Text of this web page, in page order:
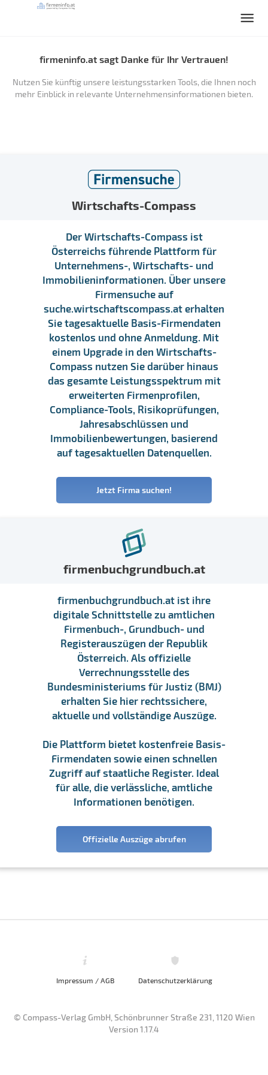
firmeninfo.at sagt Danke für Ihr Vertrauen!
Nutzen Sie künftig unsere leistungsstarken Tools, die Ihnen noch
mehr Einblick in relevante Unternehmensinformationen bieten.
Wirtschafts-Compass
Der Wirtschafts-Compass ist
Österreichs führende Plattform für
Unternehmens-, Wirtschafts- und
Immobilieninformationen. Über unsere
Firmensuche auf
suche.wirtschaftscompass.at erhalten
Sie tagesaktuelle Basis-Firmendaten
kostenlos und ohne Anmeldung. Mit
einem Upgrade in den Wirtschafts-
Compass nutzen Sie darüber hinaus
das gesamte Leistungsspektrum mit
erweiterten Firmenprofilen,
Compliance-Tools, Risikoprüfungen,
Jahresabschlüssen und
Immobilienbewertungen, basierend
auf tagesaktuellen Datenquellen.
Jetzt Firma suchen!
firmenbuchgrundbuch.at
firmenbuchgrundbuch.at ist ihre
digitale Schnittstelle zu amtlichen
Firmenbuch-, Grundbuch- und
Registerauszügen der Republik
Österreich. Als offizielle
Verrechnungsstelle des
Bundesministeriums für Justiz (BMJ)
erhalten Sie hier rechtssichere,
aktuelle und vollständige Auszüge.
Die Plattform bietet kostenfreie Basis-
Firmendaten sowie einen schnellen
Zugriff auf staatliche Register. Ideal
für alle, die verlässliche, amtliche
Informationen benötigen.
Offizielle Auszüge abrufen
Impressum / AGB Datenschutzerklärung
© Compass-Verlag GmbH, Schönbrunner Straße 231, 1120 Wien
Version 1.17.4